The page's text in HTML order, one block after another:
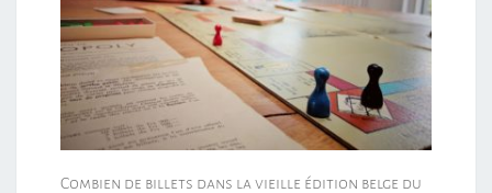
Combien de billets dans la vieille édition belge du